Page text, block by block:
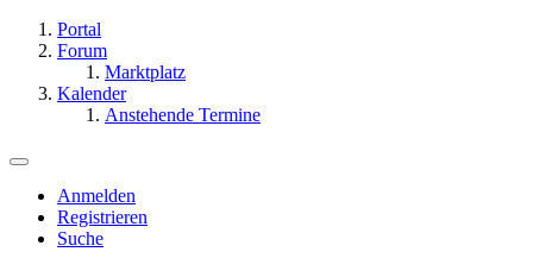
Portal
Forum
Marktplatz
Kalender
Anstehende Termine
Anmelden
Registrieren
Suche